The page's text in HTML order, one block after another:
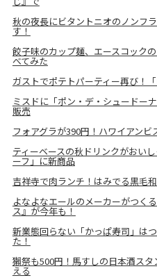
秋の夜長にビタントニオのノンフ
す！
餃子味のカップ麺、エースコック
べてみた
ガストでポテトパーティー再び！
ミスドに「ポン・デ・シュードー
販売
フォアグラが390円！ハワイアン
ティーベースの秋ドリンクがおい
ーフ」に新商品
吉祥寺で肉ランチ！はみでる黒毛
よなよなエールのメーカーがつく
ス』が今年も！
新業態回らない「かっぱ寿司」は
た！
獺祭も500円！馬すしの日本酒ス
える